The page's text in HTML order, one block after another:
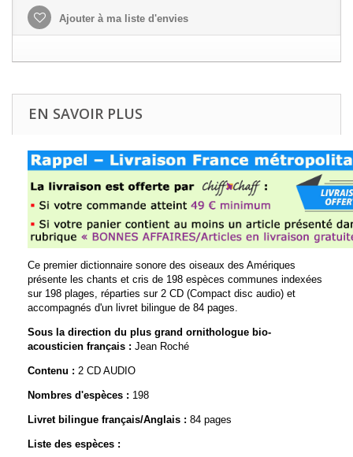
Ajouter à ma liste d'envies
EN SAVOIR PLUS
Ce premier dictionnaire sonore des oiseaux des Amériques
présente les chants et cris de 198 espèces communes indexées
sur 198 plages, réparties sur 2 CD (Compact disc audio) et
accompagnés d'un livret bilingue de 84 pages.
Sous la direction du plus grand ornithologue bio-
acousticien français : Jean Roché
Contenu : 2 CD AUDIO
Nombres d'espèces : 198
Livret bilingue français/Anglais : 84 pages
Liste des espèces :